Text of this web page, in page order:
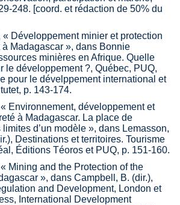
248. [coord. et rédaction de 50% du
« Développement minier et protection
à Madagascar », dans Bonnie
minières en Afrique. Quelle
le développement ?, Québec, PUQ,
pour le dévelppement international et
p. 143-174.
Environnement, développement et
à Madagascar. La place de
limites d’un modèle », dans Lemasson,
Destinations et territoires. Tourisme
Éditions Téoros et PUQ, p. 151-160.
Mining and the Protection of the
», dans Campbell, B. (dir.),
and Development, London et
International Development